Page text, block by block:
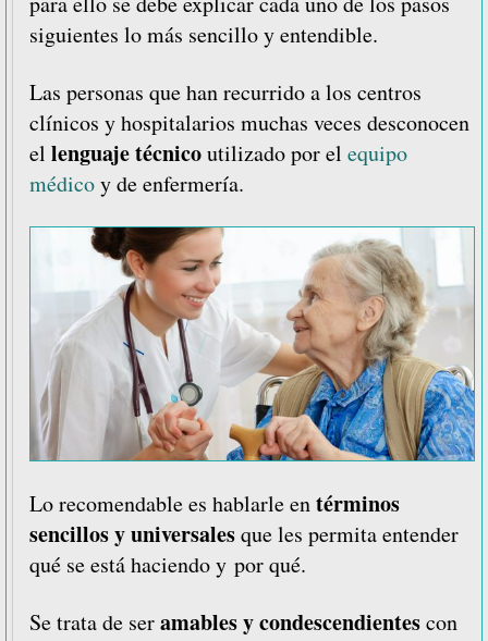
siguientes lo más sencillo y entendible.
Las personas que han recurrido a los centros
clínicos y hospitalarios muchas veces desconocen
el lenguaje técnicoutilizado por el equipo
médicoy de enfermería.
Lo recomendable es hablarle entérminos
sencillos y universalesque les permita entender
qué se está haciendo y por qué.
Se trata de seramables y condescendientescon